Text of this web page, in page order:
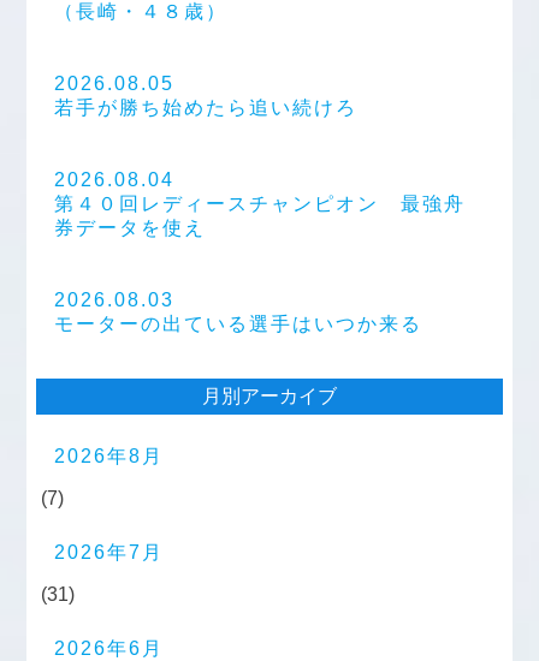
（長崎・４８歳）
2026.08.05
若手が勝ち始めたら追い続けろ
2026.08.04
第４０回レディースチャンピオン 最強舟
券データを使え
2026.08.03
モーターの出ている選手はいつか来る
月別アーカイブ
2026年8月
(7)
2026年7月
(31)
2026年6月